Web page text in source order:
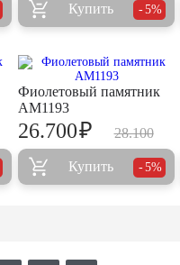
Купить 5%
Фиолетовый памятник
AM1193
28.100
26.700₽
Купить 5%